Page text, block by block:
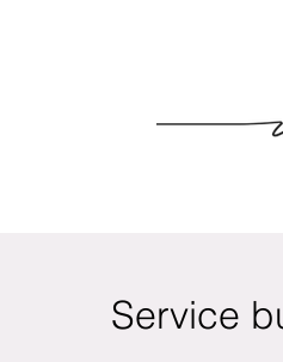
Service